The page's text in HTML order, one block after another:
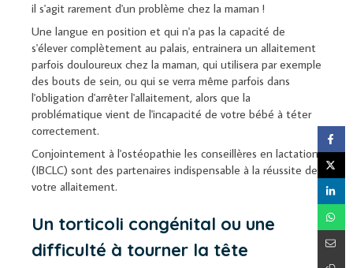
il s'agit rarement d'un problème chez la maman !
Une langue en position et qui n'a pas la capacité de
s'élever complètement au palais, entrainera un allaitement
parfois douloureux chez la maman, qui utilisera par exemple
des bouts de sein, ou qui se verra même parfois dans
l'obligation d'arrêter l'allaitement, alors que la
problématique vient de l'incapacité de votre bébé à téter
correctement.
Conjointement à l'ostéopathie les conseillères en lactation
(IBCLC) sont des partenaires indispensable à la réussite de
votre allaitement.
Un torticoli congénital ou une
difficulté à tourner la tête